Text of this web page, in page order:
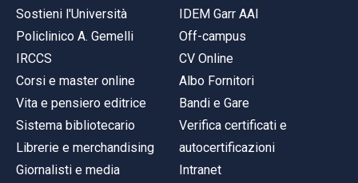
Sostieni l'Università
Policlinico A. Gemelli
IRCCS
Corsi e master online
Vita e pensiero editrice
Sistema bibliotecario
Librerie e merchandising
Giornalisti e media
IDEM Garr AAI
Off-campus
CV Online
Albo Fornitori
Bandi e Gare
Verifica certificati e
autocertificazioni
Intranet